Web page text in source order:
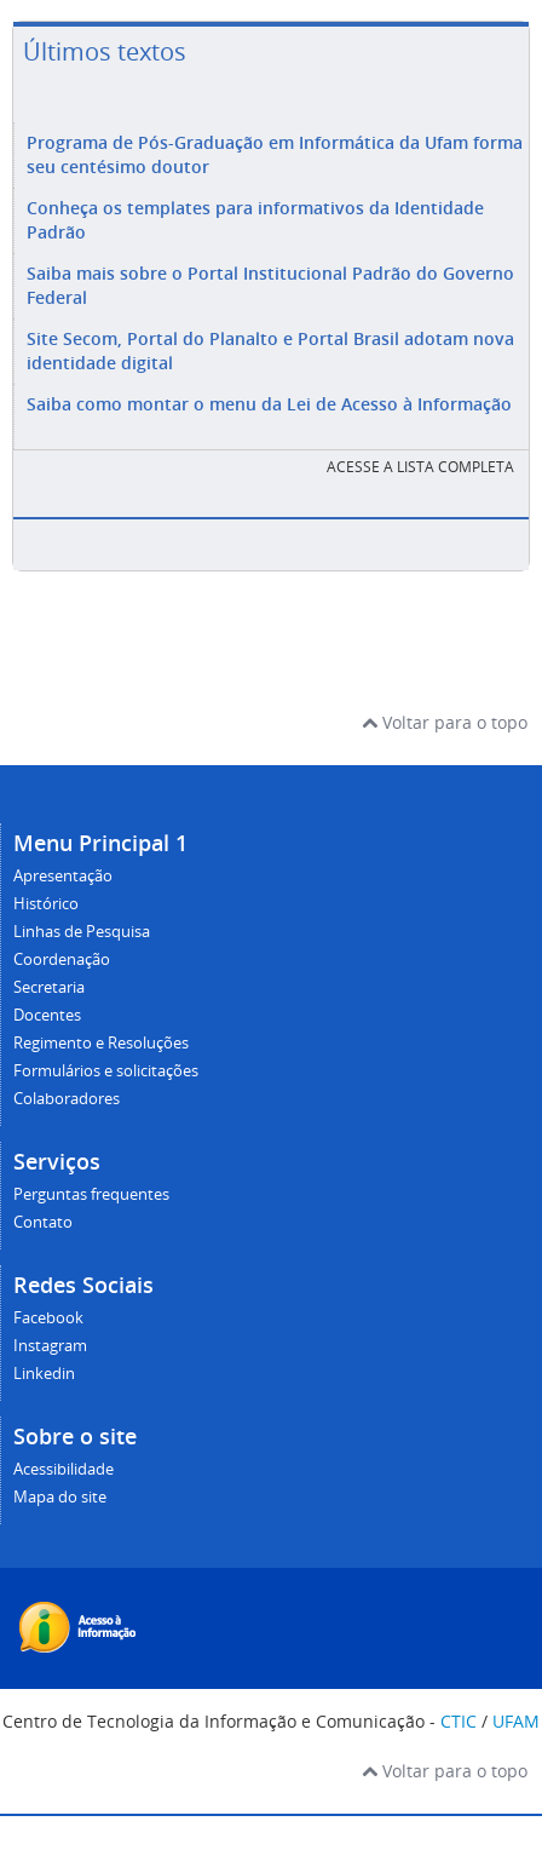
Últimos textos
Programa de Pós-Graduação em Informática da Ufam forma
seu centésimo doutor
Conheça os templates para informativos da Identidade
Padrão
Saiba mais sobre o Portal Institucional Padrão do Governo
Federal
Site Secom, Portal do Planalto e Portal Brasil adotam nova
identidade digital
Saiba como montar o menu da Lei de Acesso à Informação
ACESSE A LISTA COMPLETA
Voltar para o topo
Menu Principal 1
Apresentação
Histórico
Linhas de Pesquisa
Coordenação
Secretaria
Docentes
Regimento e Resoluções
Formulários e solicitações
Colaboradores
Serviços
Perguntas frequentes
Contato
Redes Sociais
Facebook
Instagram
Linkedin
Sobre o site
Acessibilidade
Mapa do site
Centro de Tecnologia da Informação e Comunicação - CTIC / UFAM
Voltar para o topo